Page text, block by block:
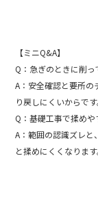
【ミニQ&A】
Q：急ぎのときに削っ
A：安全確認と要所の
り戻しにくいからです
Q：基礎工事で揉めや
A：範囲の認識ズレと
と揉めにくくなります